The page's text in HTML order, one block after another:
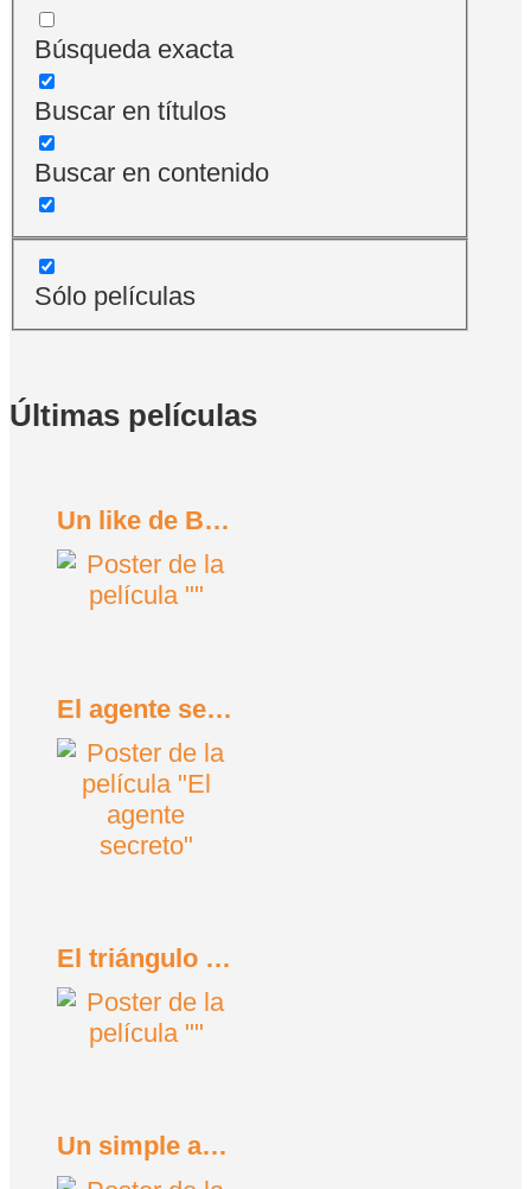
Búsqueda exacta
Buscar en títulos
Buscar en contenido
Sólo películas
Últimas películas
Un like de Bob Trevino (2024)
El agente secreto (2025)
El triángulo de la tristeza (2022)
Un simple accidente (2025)